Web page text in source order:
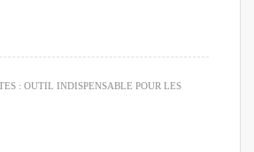
: OUTIL INDISPENSABLE POUR LES